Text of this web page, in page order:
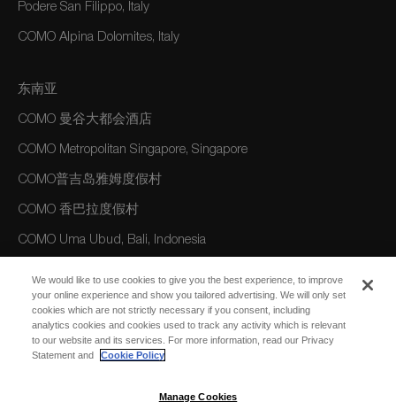
Podere San Filippo, Italy
COMO Alpina Dolomites, Italy
东南亚
COMO 曼谷大都会酒店
COMO Metropolitan Singapore, Singapore
COMO普吉岛雅姆度假村
COMO 香巴拉度假村
COMO Uma Ubud, Bali, Indonesia
美洲
COMO Parrot Cay, Turks and Caicos
We would like to use cookies to give you the best experience, to improve
your online experience and show you tailored advertising. We will only set
cookies which are not strictly necessary if you consent, including
analytics cookies and cookies used to track any activity which is relevant
to our website and its services. For more information, read our Privacy
Statement and
Cookie Policy
Manage Cookies